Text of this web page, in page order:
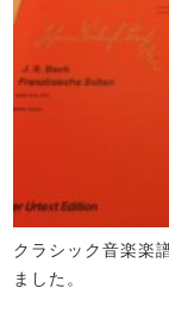
クラシック音楽楽
ました。